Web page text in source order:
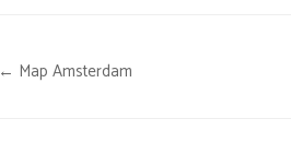
Navigation
← Map Amsterdam